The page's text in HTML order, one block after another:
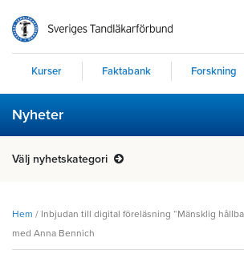
Kurser Faktabank Forskning
Nyheter
Välj nyhetskategori
Hem / Inbjudan till digital föreläsning “Mänsklig
med Anna Bennich